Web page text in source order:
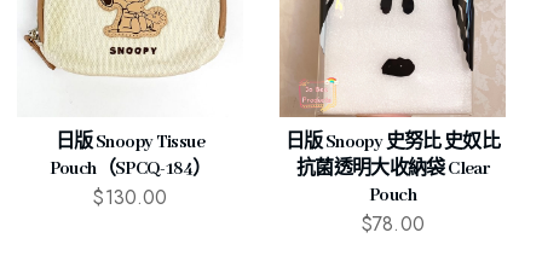
日版 Snoopy Tissue
Pouch（SPCQ-184）
$130.00
日版 Snoopy 史努比 史奴比
抗菌透明大收納袋 Clear
Pouch
$78.00